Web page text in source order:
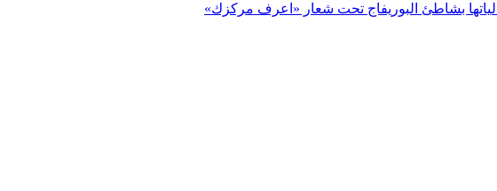
بشاطئ البوريفاج تحت شعار «اعرف مركزك»